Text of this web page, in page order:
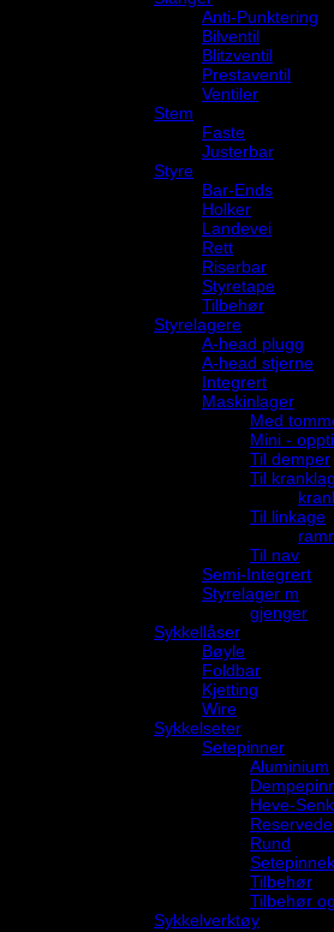
Anti-Punktering
Bilventil
Blitzventil
Prestaventil
Ventiler
Stem
Faste
Justerbar
Styre
Bar-Ends
Holker
Landevei
Rett
Riserbar
Styretape
Tilbehør
Styrelagere
A-head plugg
A-head stjerne
Integrert
Maskinlager
Med
Mini -
Til demper
Til
Til linkage
Til nav
Semi-Integrert
Styrelager m
gjenger
Sykkellåser
Bøyle
Foldbar
Kjetting
Wire
Sykkelseter
Setepinner
Aluminium
Heve-
Rund
Tilbehør
Tilbehør
Sykkelverktøy